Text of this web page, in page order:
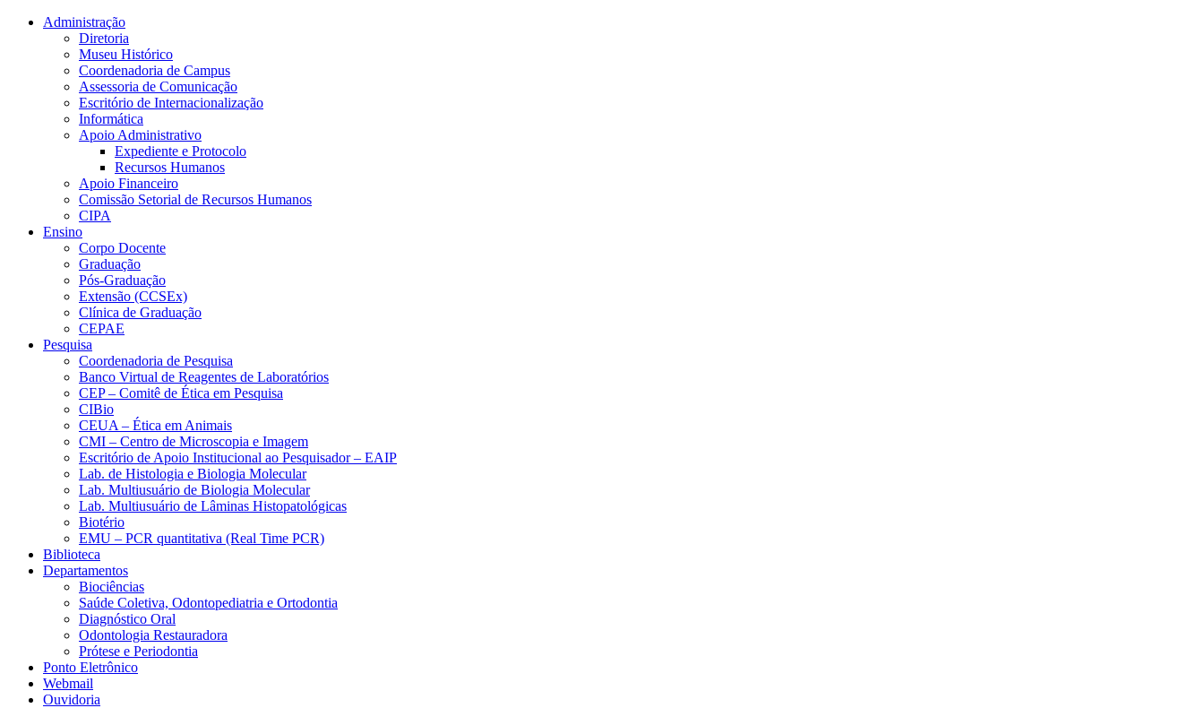
Conteúdo principal Menu principal
Administração
Diretoria
Museu Histórico
Coordenadoria de Campus
Assessoria de Comunicação
Escritório de Internacionalização
Informática
Apoio Administrativo
Expediente e Protocolo
Recursos Humanos
Apoio Financeiro
Comissão Setorial de Recursos Humanos
CIPA
Ensino
Corpo Docente
Graduação
Pós-Graduação
Extensão (CCSEx)
Clínica de Graduação
CEPAE
Pesquisa
Coordenadoria de Pesquisa
Banco Virtual de Reagentes de Laboratórios
CEP – Comitê de Ética em Pesquisa
CIBio
CEUA – Ética em Animais
CMI – Centro de Microscopia e Imagem
Escritório de Apoio Institucional ao Pesquisador – EAIP
Lab. de Histologia e Biologia Molecular
Lab. Multiusuário de Biologia Molecular
Lab. Multiusuário de Lâminas Histopatológicas
Biotério
EMU – PCR quantitativa (Real Time PCR)
Biblioteca
Departamentos
Biociências
Saúde Coletiva, Odontopediatria e Ortodontia
Diagnóstico Oral
Odontologia Restauradora
Prótese e Periodontia
Ponto Eletrônico
Webmail
Ouvidoria